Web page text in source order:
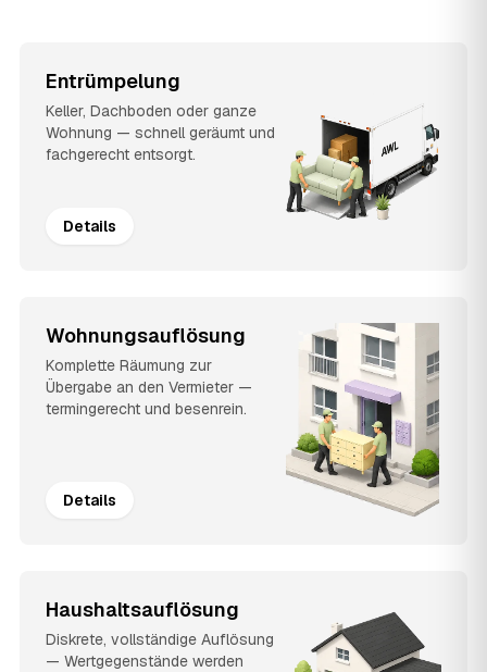
Entrümpelung
Keller, Dachboden oder ganze
Wohnung — schnell geräumt und
fachgerecht entsorgt.
Details
Wohnungsauflösung
Komplette Räumung zur
Übergabe an den Vermieter —
termingerecht und besenrein.
Details
Haushaltsauflösung
Diskrete, vollständige Auflösung
— Wertgegenstände werden